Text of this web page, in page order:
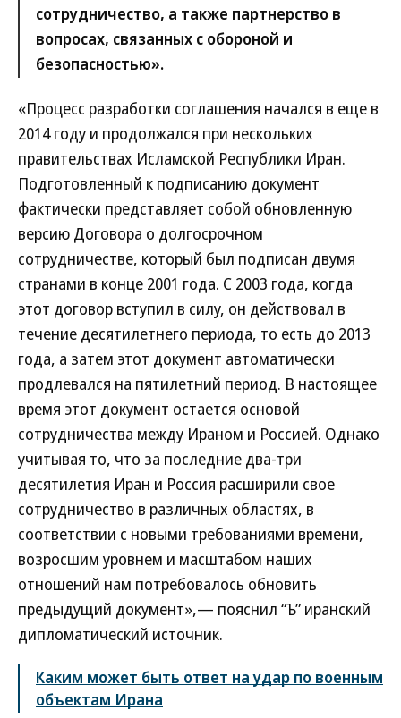
сотрудничество, а также партнерство в
вопросах, связанных с обороной и
безопасностью».
«Процесс разработки соглашения начался в еще в
2014 году и продолжался при нескольких
правительствах Исламской Республики Иран.
Подготовленный к подписанию документ
фактически представляет собой обновленную
версию Договора о долгосрочном
сотрудничестве, который был подписан двумя
странами в конце 2001 года. С 2003 года, когда
этот договор вступил в силу, он действовал в
течение десятилетнего периода, то есть до 2013
года, а затем этот документ автоматически
продлевался на пятилетний период. В настоящее
время этот документ остается основой
сотрудничества между Ираном и Россией. Однако
учитывая то, что за последние два-три
десятилетия Иран и Россия расширили свое
сотрудничество в различных областях, в
соответствии с новыми требованиями времени,
возросшим уровнем и масштабом наших
отношений нам потребовалось обновить
предыдущий документ»,— пояснил “Ъ” иранский
дипломатический источник.
Каким может быть ответ на удар по военным
объектам Ирана